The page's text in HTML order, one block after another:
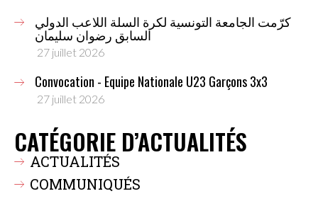
كرّمت الجامعة التونسية لكرة السلة اللاعب الدولي
السابق رضوان سليمان
27 juillet 2026
Convocation - Equipe Nationale U23 Garçons 3x3
27 juillet 2026
CATÉGORIE D’ACTUALITÉS
ACTUALITÉS
COMMUNIQUÉS